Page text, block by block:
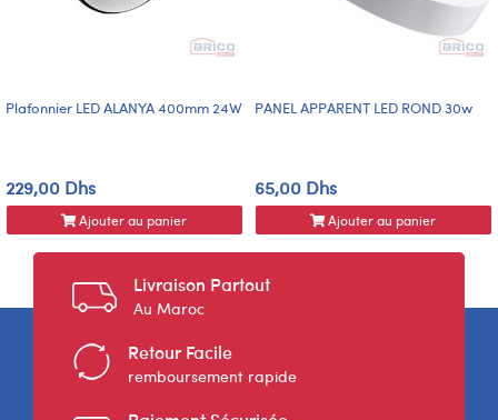
Plafonnier LED ALANYA 400mm 24W
229,00 Dhs
Ajouter au panier
PANEL APPARENT LED ROND 30w
65,00 Dhs
Ajouter au panier
Livraison Partout
Au Maroc
Retour Facile
remboursement rapide